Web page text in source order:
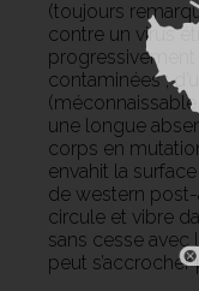
(toujours
contre un virus
contaminées ;
(méconnaissable
une longue
corps en
envahit la
de western
circule et vibre
sans cesse avec
peut s’accrocher